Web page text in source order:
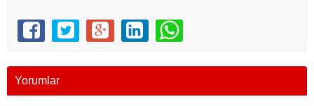
Yorumlar